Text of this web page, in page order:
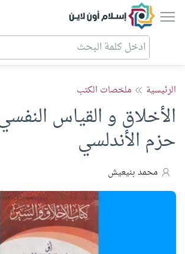
إسلام أون لاين
الرئيسية ملخصات الكتب
الأخلاق و القياس
حزم الأندلسي
محمد بنيعيش